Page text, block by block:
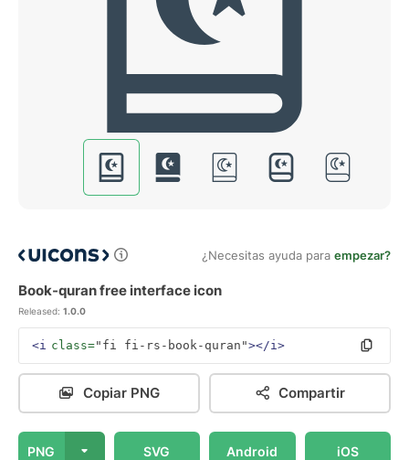
¿Necesitas ayuda para empezar?
Book-quran free interface icon
Released: 1.0.0
<i class="fi fi-rs-book-quran"></i>
Copiar PNG Compartir
PNG SVG Android iOS